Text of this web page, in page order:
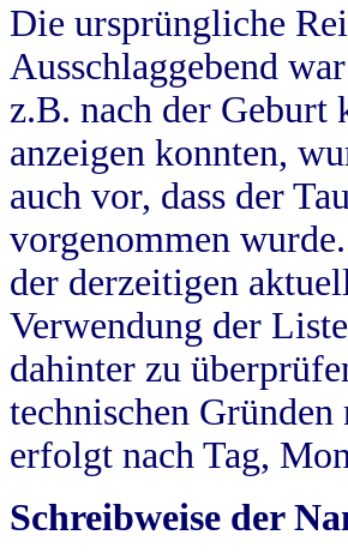
Die ursprüngliche
Ausschlaggebend
z.B. nach der
anzeigen konnten,
auch vor, dass der
vorgenommen
der derzeitigen
Verwendung der
dahinter zu
technischen
erfolgt nach Tag,
Schreibweise der